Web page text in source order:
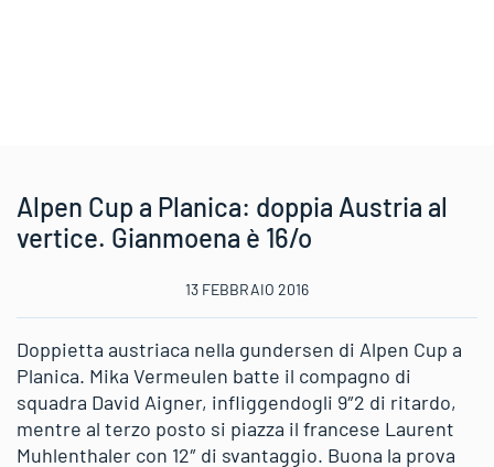
Alpen Cup a Planica: doppia Austria al
vertice. Gianmoena è 16/o
13 FEBBRAIO 2016
Doppietta austriaca nella gundersen di Alpen Cup a
Planica. Mika Vermeulen batte il compagno di
squadra David Aigner, infliggendogli 9″2 di ritardo,
mentre al terzo posto si piazza il francese Laurent
Muhlenthaler con 12″ di svantaggio. Buona la prova